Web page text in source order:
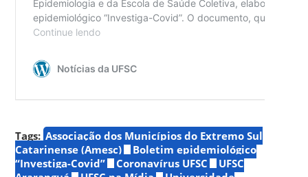
Tags: Associação dos Municípios do Extremo Sul
Catarinense (Amesc)
Boletim epidemiológico
“Investiga-Covid”
Coronavírus UFSC
UFSC